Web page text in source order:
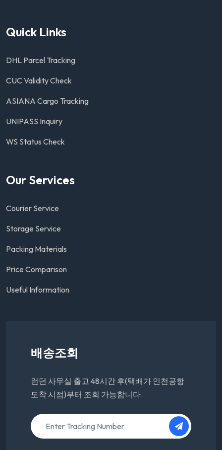
Quick Links
DHL Parcel Tracking
CUC Validity Check
ASIANA Cargo Tracking
UNIPASS Inquiry
WS Status Check
Our Services
Courier Service
Storage Service
Packing Materials
Price Comparison
Useful Information
배송조회
런던 사무실 출고 48시간 후(택배가 인천공항
도착 시점)부터 조회 가능합니다.